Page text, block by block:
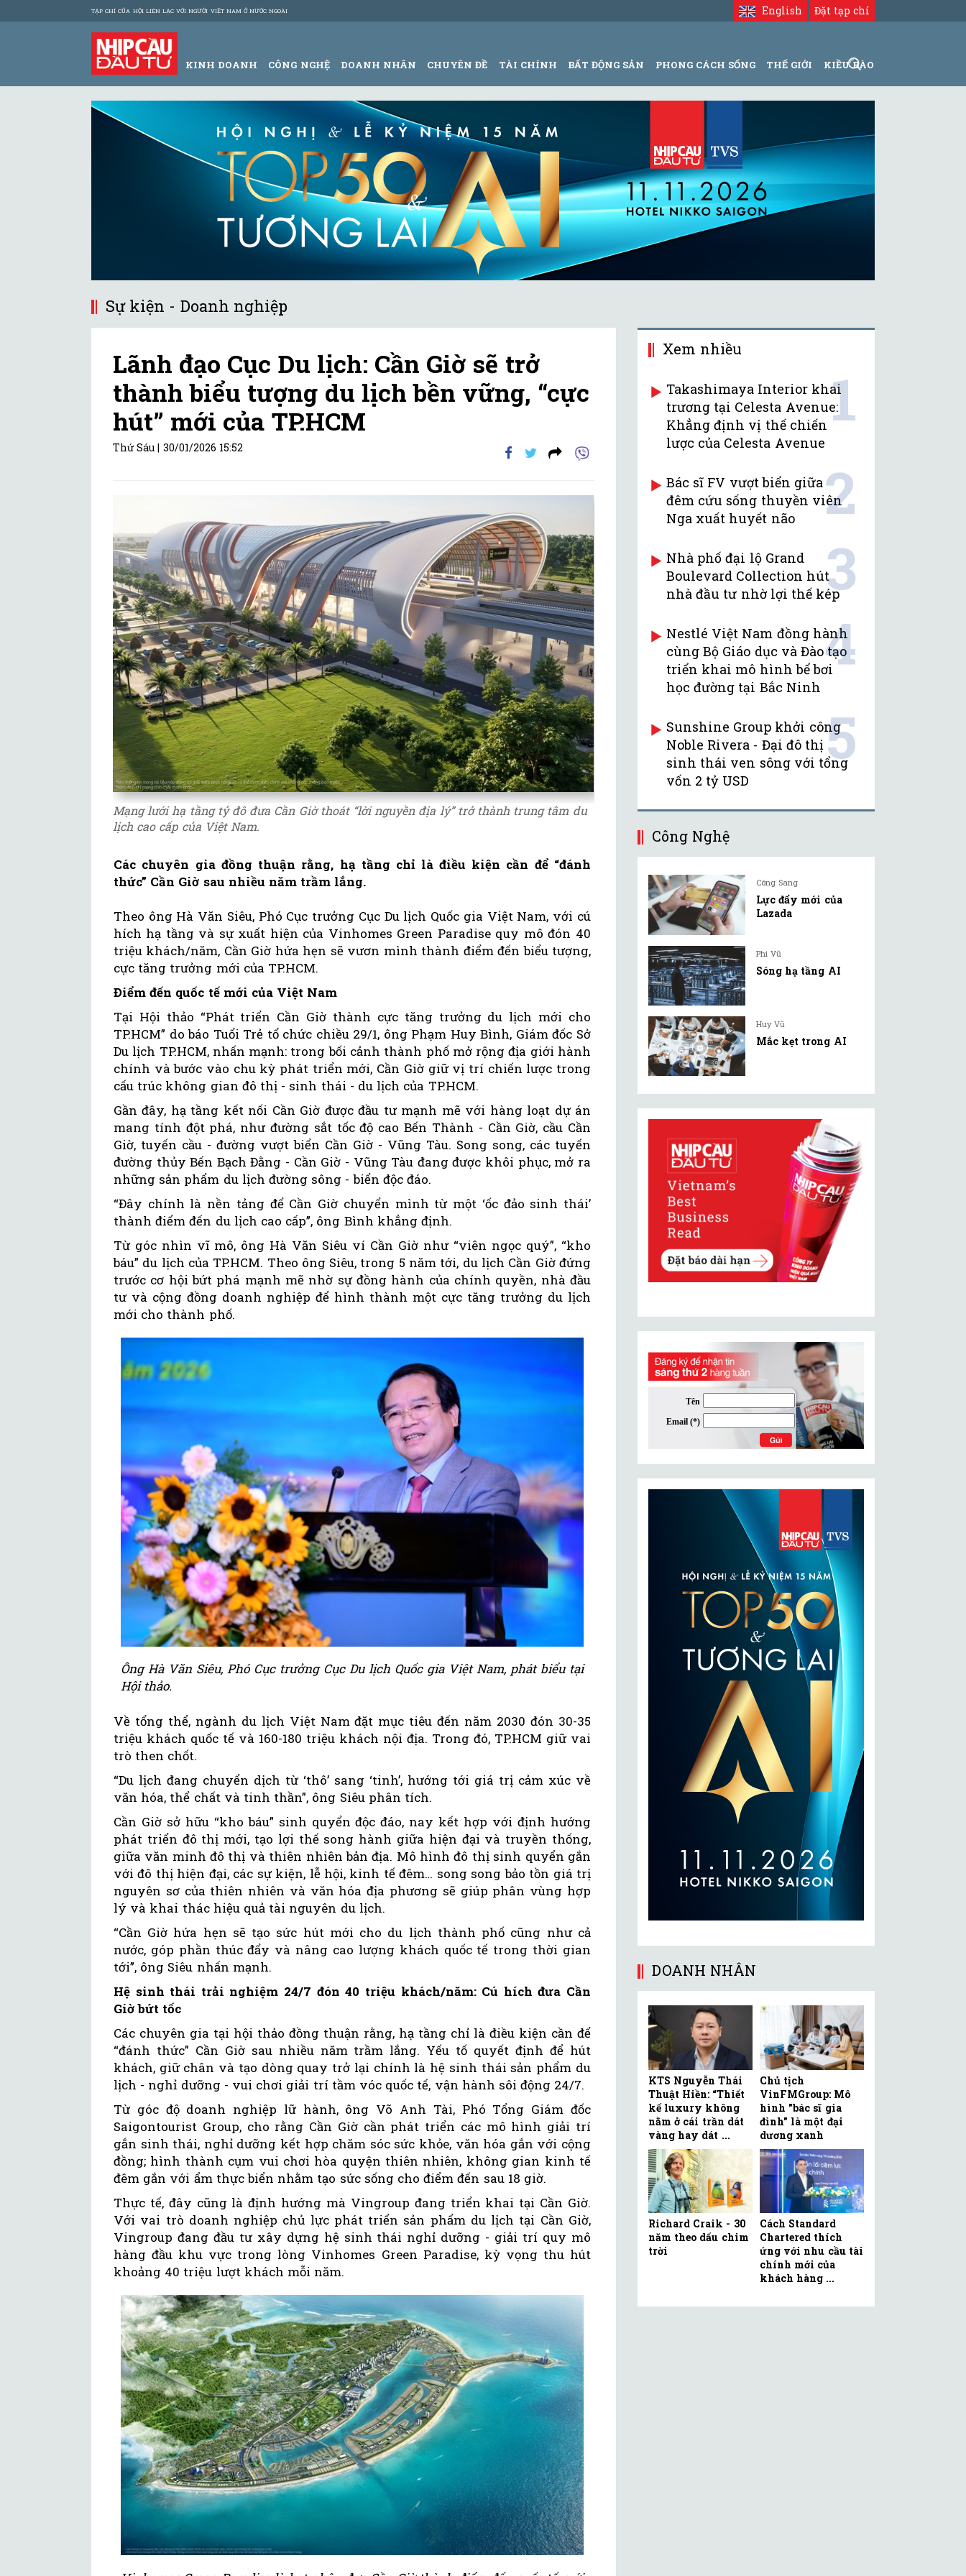
TẠP CHÍ CỦA HỘI LIÊN LẠC VỚI NGƯỜI VIỆT NAM Ở NƯỚC NGOÀI Đặt tạp chí
English
KINH DOANH CÔNG NGHỆ DOANH NHÂN CHUYÊN ĐỀ TÀI CHÍNH BẤT ĐỘNG SẢN PHONG CÁCH SỐNG THẾ GIỚI KIỀU BÀO
Sự kiện - Doanh nghiệp
Lãnh đạo Cục Du lịch: Cần Giờ sẽ trở
thành biểu tượng du lịch bền vững, “cực
hút” mới của TP.HCM
Thứ Sáu | 30/01/2026 15:52
Mạng lưới hạ tầng tỷ đô đưa Cần Giờ thoát “lời nguyền địa lý” trở thành trung tâm du
lịch cao cấp của Việt Nam.
Các chuyên gia đồng thuận rằng, hạ tầng chỉ là điều kiện cần để “đánh
thức” Cần Giờ sau nhiều năm trầm lắng.
Theo ông Hà Văn Siêu, Phó Cục trưởng Cục Du lịch Quốc gia Việt Nam, với cú
hích hạ tầng và sự xuất hiện của Vinhomes Green Paradise quy mô đón 40
triệu khách/năm, Cần Giờ hứa hẹn sẽ vươn mình thành điểm đến biểu tượng,
cực tăng trưởng mới của TP.HCM.
Điểm đến quốc tế mới của Việt Nam
Tại Hội thảo “Phát triển Cần Giờ thành cực tăng trưởng du lịch mới cho
TP.HCM” do báo Tuổi Trẻ tổ chức chiều 29/1, ông Phạm Huy Bình, Giám đốc Sở
Du lịch TP.HCM, nhấn mạnh: trong bối cảnh thành phố mở rộng địa giới hành
chính và bước vào chu kỳ phát triển mới, Cần Giờ giữ vị trí chiến lược trong
cấu trúc không gian đô thị - sinh thái - du lịch của TP.HCM.
Gần đây, hạ tầng kết nối Cần Giờ được đầu tư mạnh mẽ với hàng loạt dự án
mang tính đột phá, như đường sắt tốc độ cao Bến Thành - Cần Giờ, cầu Cần
Giờ, tuyến cầu - đường vượt biển Cần Giờ - Vũng Tàu. Song song, các tuyến
đường thủy Bến Bạch Đằng - Cần Giờ - Vũng Tàu đang được khôi phục, mở ra
những sản phẩm du lịch đường sông - biển độc đáo.
“Đây chính là nền tảng để Cần Giờ chuyển mình từ một ‘ốc đảo sinh thái’
thành điểm đến du lịch cao cấp”, ông Bình khẳng định.
Từ góc nhìn vĩ mô, ông Hà Văn Siêu ví Cần Giờ như “viên ngọc quý”, “kho
báu” du lịch của TP.HCM. Theo ông Siêu, trong 5 năm tới, du lịch Cần Giờ đứng
trước cơ hội bứt phá mạnh mẽ nhờ sự đồng hành của chính quyền, nhà đầu
tư và cộng đồng doanh nghiệp để hình thành một cực tăng trưởng du lịch
mới cho thành phố.
Ông Hà Văn Siêu, Phó Cục trưởng Cục Du lịch Quốc gia Việt Nam, phát biểu tại
Hội thảo.
Về tổng thể, ngành du lịch Việt Nam đặt mục tiêu đến năm 2030 đón 30-35
triệu khách quốc tế và 160-180 triệu khách nội địa. Trong đó, TP.HCM giữ vai
trò then chốt.
“Du lịch đang chuyển dịch từ ‘thô’ sang ‘tinh’, hướng tới giá trị cảm xúc về
văn hóa, thể chất và tinh thần”, ông Siêu phân tích.
Cần Giờ sở hữu “kho báu” sinh quyển độc đáo, nay kết hợp với định hướng
phát triển đô thị mới, tạo lợi thế song hành giữa hiện đại và truyền thống,
giữa văn minh đô thị và thiên nhiên bản địa. Mô hình đô thị sinh quyển gắn
với đô thị hiện đại, các sự kiện, lễ hội, kinh tế đêm… song song bảo tồn giá trị
nguyên sơ của thiên nhiên và văn hóa địa phương sẽ giúp phân vùng hợp
lý và khai thác hiệu quả tài nguyên du lịch.
“Cần Giờ hứa hẹn sẽ tạo sức hút mới cho du lịch thành phố cũng như cả
nước, góp phần thúc đẩy và nâng cao lượng khách quốc tế trong thời gian
tới”, ông Siêu nhấn mạnh.
Hệ sinh thái trải nghiệm 24/7 đón 40 triệu khách/năm: Cú hích đưa Cần
Giờ bứt tốc
Các chuyên gia tại hội thảo đồng thuận rằng, hạ tầng chỉ là điều kiện cần để
“đánh thức” Cần Giờ sau nhiều năm trầm lắng. Yếu tố quyết định để hút
khách, giữ chân và tạo dòng quay trở lại chính là hệ sinh thái sản phẩm du
lịch - nghỉ dưỡng - vui chơi giải trí tầm vóc quốc tế, vận hành sôi động 24/7.
Từ góc độ doanh nghiệp lữ hành, ông Võ Anh Tài, Phó Tổng Giám đốc
Saigontourist Group, cho rằng Cần Giờ cần phát triển các mô hình giải trí
gắn sinh thái, nghỉ dưỡng kết hợp chăm sóc sức khỏe, văn hóa gắn với cộng
đồng; hình thành cụm vui chơi hòa quyện thiên nhiên, không gian kinh tế
đêm gắn với ẩm thực biển nhằm tạo sức sống cho điểm đến sau 18 giờ.
Thực tế, đây cũng là định hướng mà Vingroup đang triển khai tại Cần Giờ.
Với vai trò doanh nghiệp chủ lực phát triển sản phẩm du lịch tại Cần Giờ,
Vingroup đang đầu tư xây dựng hệ sinh thái nghỉ dưỡng - giải trí quy mô
hàng đầu khu vực trong lòng Vinhomes Green Paradise, kỳ vọng thu hút
khoảng 40 triệu lượt khách mỗi năm.
Xem nhiều
Takashimaya Interior khai
trương tại Celesta Avenue:
Khẳng định vị thế chiến
lược của Celesta Avenue
1
Bác sĩ FV vượt biển giữa
đêm cứu sống thuyền viên
Nga xuất huyết não
2
Nhà phố đại lộ Grand
Boulevard Collection hút
nhà đầu tư nhờ lợi thế kép3
Nestlé Việt Nam đồng hành
cùng Bộ Giáo dục và Đào tạo
triển khai mô hình bể bơi
học đường tại Bắc Ninh
4
Sunshine Group khởi công
Noble Rivera - Đại đô thị
sinh thái ven sông với tổng
vốn 2 tỷ USD
5
Công Nghệ
Công Sang
Lực đẩy mới của
Lazada
Phi Vũ
Sóng hạ tầng AI
Huy Vũ
Mắc kẹt trong AI
DOANH NHÂN
KTS Nguyễn Thái
Thuật Hiền: “Thiết
kế luxury không
nằm ở cái trần dát
vàng hay dát ...
Chủ tịch
VinFMGroup: Mô
hình "bác sĩ gia
đình" là một đại
dương xanh
Richard Craik - 30
năm theo dấu chim
trời
Cách Standard
Chartered thích
ứng với nhu cầu tài
chính mới của
khách hàng ...